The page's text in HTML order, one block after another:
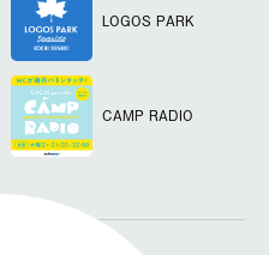
LOGOS PARK
CAMP RADIO